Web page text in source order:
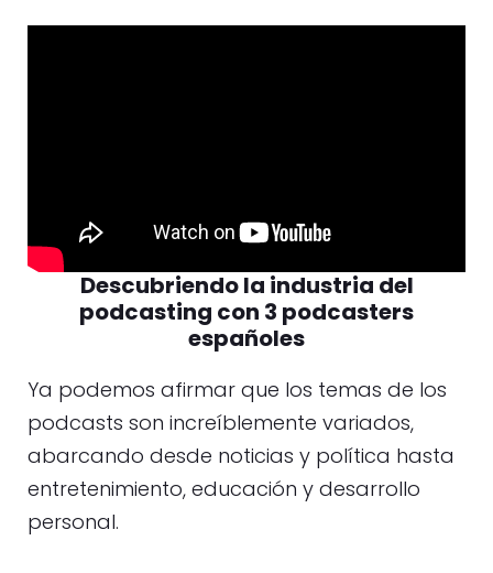
Descubriendo la industria del
podcasting con 3 podcasters
españoles
Ya podemos afirmar que los temas de los
podcasts son increíblemente variados,
abarcando desde noticias y política hasta
entretenimiento, educación y desarrollo
personal.